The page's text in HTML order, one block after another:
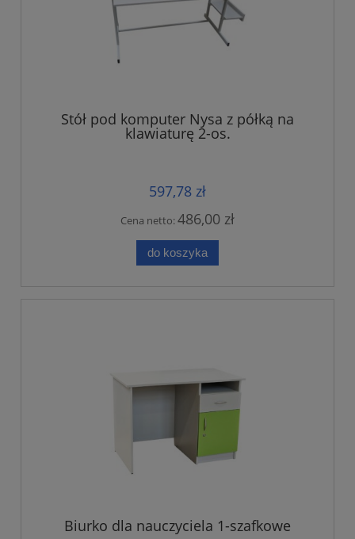
Stół pod komputer Nysa z półką na
klawiaturę 2-os.
597,78 zł
Cena netto:486,00 zł
do koszyka
Biurko dla nauczyciela 1-szafkowe